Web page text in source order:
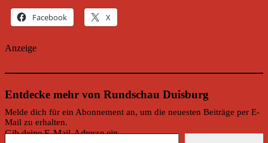
Facebook X
Anzeige
Entdecke mehr von Rundschau Duisburg
Melde dich für ein Abonnement an, um die neuesten Beiträge per E-
Mail zu erhalten.
Gib deine E-Mail-Adresse ein ...